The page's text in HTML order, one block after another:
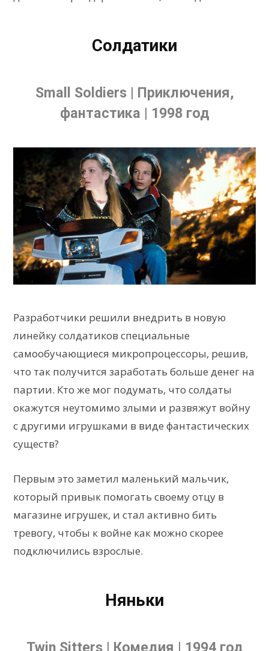
Солдатики
Small Soldiers | Приключения,
фантастика | 1998 год
Разработчики решили внедрить в новую
линейку солдатиков специальные
самообучающиеся микропроцессоры, решив,
что так получится заработать больше денег на
партии. Кто же мог подумать, что солдаты
окажутся неутомимо злыми и развяжут войну
с другими игрушками в виде фантастических
существ?
Первым это заметил маленький мальчик,
который привык помогать своему отцу в
магазине игрушек, и стал активно бить
тревогу, чтобы к войне как можно скорее
подключились взрослые.
Няньки
Twin Sitters | Комедия | 1994 год